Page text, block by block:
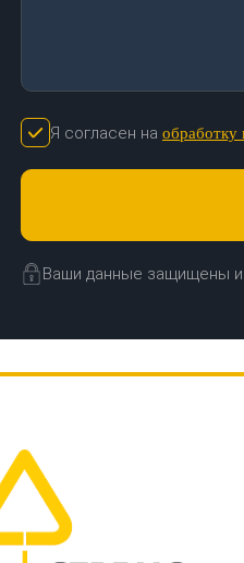
Я согласен на обработку
Ваши данные защищены